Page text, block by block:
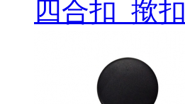
四合扣_揿扣